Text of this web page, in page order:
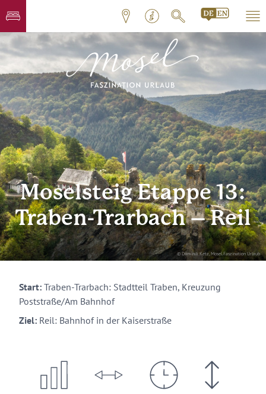
© Dominik Ketz, Mosel.Faszination Urlaub
Moselsteig Etappe 13:
Traben-Trarbach – Reil
Start: Traben-Trarbach: Stadtteil Traben, Kreuzung
Poststraße/Am Bahnhof
Ziel: Reil: Bahnhof in der Kaiserstraße